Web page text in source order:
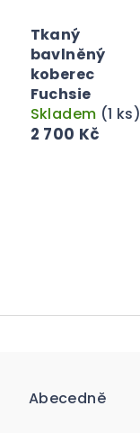
Tkaný
bavlněný
koberec
Fuchsie
Skladem (1 ks)
2 700 Kč
Abecedně